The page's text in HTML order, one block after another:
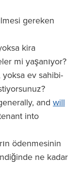
gereken
kira
mi yaşanıyor?
ev sahibi-
and will
into
ödenmesinin
ne kadar